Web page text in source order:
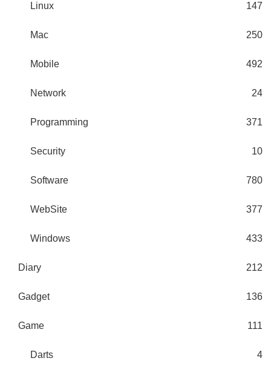
Linux 147
Mac 250
Mobile 492
Network 24
Programming 371
Security 10
Software 780
WebSite 377
Windows 433
Diary 212
Gadget 136
Game 111
Darts 4